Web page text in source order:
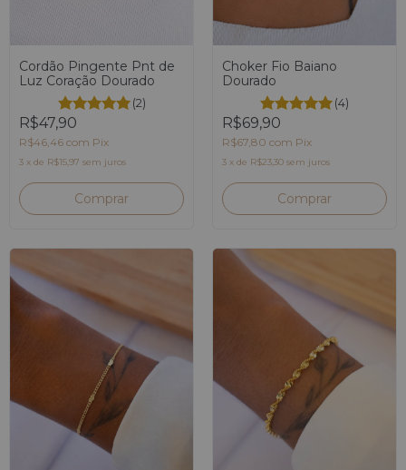
Cordão Pingente Pnt de
Luz Coração Dourado
(2)
R$47,90
R$46,46 com Pix
3 x de R$15,97 sem juros
Choker Fio Baiano
Dourado
(4)
R$69,90
R$67,80 com Pix
3 x de R$23,30 sem juros